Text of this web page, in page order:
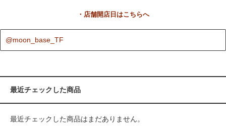
・店舗開店日はこちらへ
@moon_base_TF
最近チェックした商品
最近チェックした商品はまだありません。